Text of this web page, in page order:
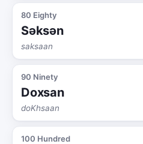
80 Eighty
Səksən
saksaan
90 Ninety
Doxsan
doKhsaan
100 Hundred